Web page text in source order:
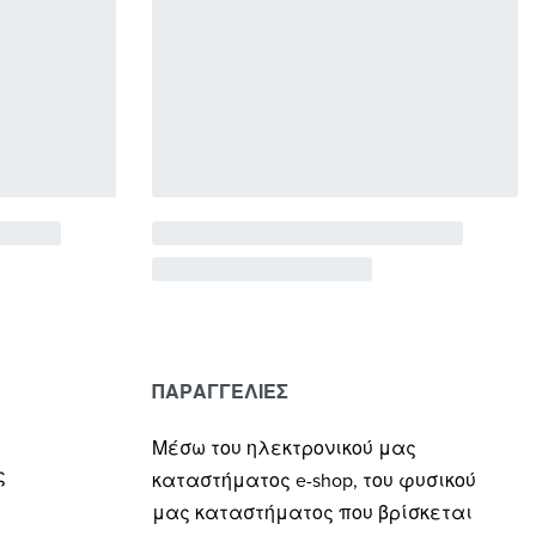
ΠΑΡΑΓΓΕΛΙΕΣ
Μέσω του ηλεκτρονικού μας
καταστήματος e-shop, του φυσικού
μας καταστήματος που βρίσκεται